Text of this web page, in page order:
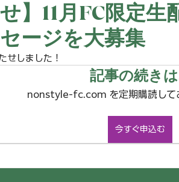
せ】11月FC限定
ージを大募集
せしました！
記事の続き
nonstyle-fc.com を定期購読して
今すぐ申込む